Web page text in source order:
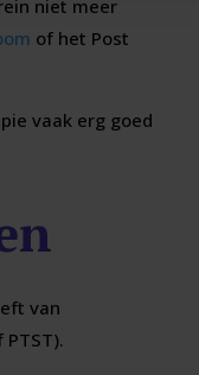
niet meer
of het Post
vaak erg goed
van